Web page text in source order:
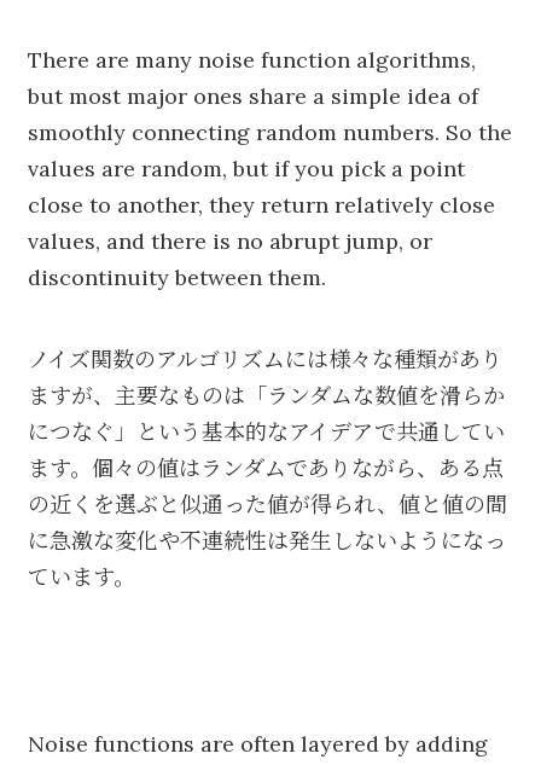
There are many noise function algorithms,
but most major ones share a simple idea of
smoothly connecting random numbers. So the
values are random, but if you pick a point
close to another, they return relatively close
values, and there is no abrupt jump, or
discontinuity between them.
ノイズ関数のアルゴリズムには様々な種類があり
ますが、主要なものは「ランダムな数値を滑らか
につなぐ」という基本的なアイデアで共通してい
ます。個々の値はランダムでありながら、ある点
の近くを選ぶと似通った値が得られ、値と値の間
に急激な変化や不連続性は発生しないようになっ
ています。
Noise functions are often layered by adding